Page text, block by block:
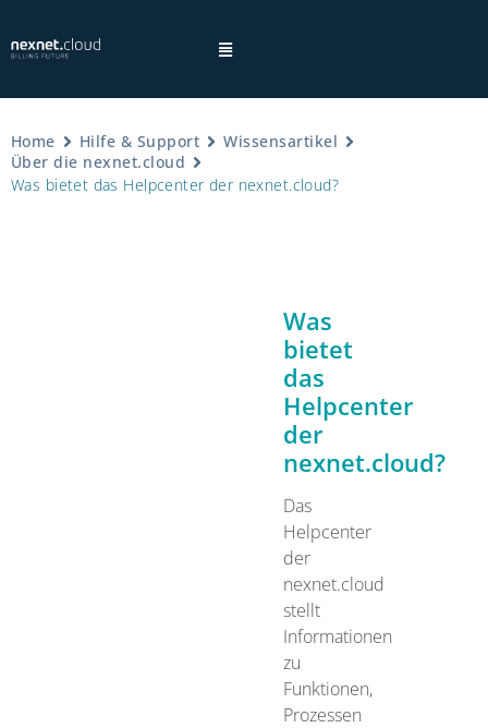
Home Hilfe & Support
Wissensartikel
Über die nexnet.cloud
Was bietet das Helpcenter der nexnet.cloud?
Was
bietet
das
Helpcenter
der
nexnet.cloud?
Das
Helpcenter
der
nexnet.cloud
stellt
Informationen
zu
Funktionen,
Prozessen
Datenschutzhinweisen